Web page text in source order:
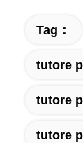
Tag：
tutore
tutore
tutore